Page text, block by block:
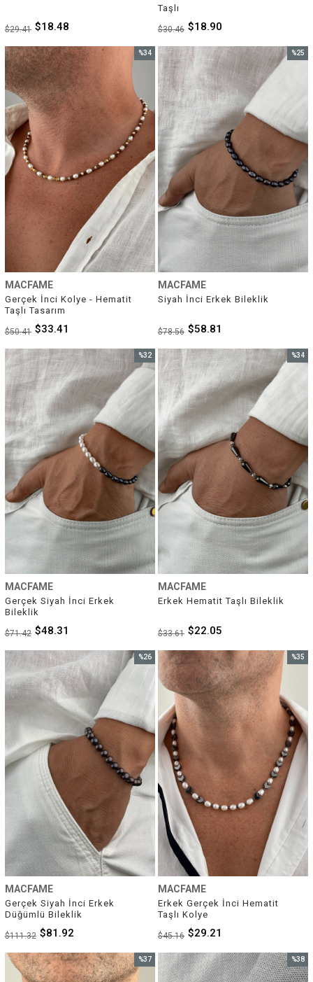
$18.48
$29.41
Taşlı
$18.90
$30.46
MACFAME
Gerçek İnci Kolye - Hematit
Taşlı Tasarım
$33.41
$50.41
%34
%34İndirim
MACFAME
Siyah İnci Erkek Bileklik
$58.81
$78.56
%25
MACFAME
Gerçek Siyah İnci Erkek
Bileklik
$48.31
$71.42
%32
İndirim
%32İndirim
MACFAME
Erkek Hematit Taşlı Bileklik
$22.05
$33.61
%34
MACFAME
Gerçek Siyah İnci Erkek
Düğümlü Bileklik
$81.92
$111.32
%26
%26İndirim
MACFAME
Erkek Gerçek İnci Hematit
Taşlı Kolye
$29.21
$45.16
%35
%37
İndirim
%38
İndirim